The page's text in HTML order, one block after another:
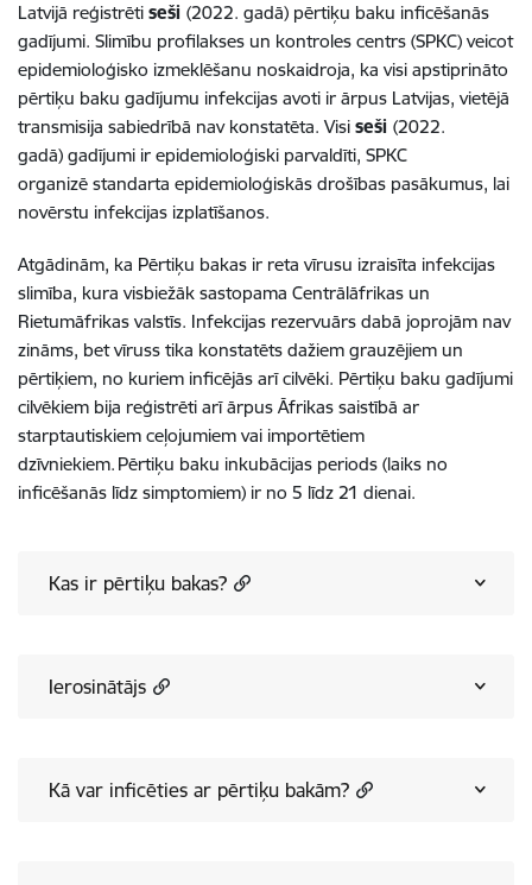
Latvijā reģistrēti seši (2022. gadā) pērtiķu baku inficēšanās
gadījumi. Slimību profilakses un kontroles centrs (SPKC) veicot
epidemioloģisko izmeklēšanu noskaidroja, ka visi apstiprināto
pērtiķu baku gadījumu infekcijas avoti ir ārpus Latvijas, vietējā
transmisija sabiedrībā nav konstatēta. Visi seši (2022.
gadā) gadījumi ir epidemioloģiski parvaldīti, SPKC
organizē standarta epidemioloģiskās drošības pasākumus, lai
novērstu infekcijas izplatīšanos.
Atgādinām, ka Pērtiķu bakas ir reta vīrusu izraisīta infekcijas
slimība, kura visbiežāk sastopama Centrālāfrikas un
Rietumāfrikas valstīs. Infekcijas rezervuārs dabā joprojām nav
zināms, bet vīruss tika konstatēts dažiem grauzējiem un
pērtiķiem, no kuriem inficējās arī cilvēki. Pērtiķu baku gadījumi
cilvēkiem bija reģistrēti arī ārpus Āfrikas saistībā ar
starptautiskiem ceļojumiem vai importētiem
dzīvniekiem. Pērtiķu baku inkubācijas periods (laiks no
inficēšanās līdz simptomiem) ir no 5 līdz 21 dienai.
Kas ir pērtiķu bakas?
Ierosinātājs
Kā var inficēties ar pērtiķu bakām?